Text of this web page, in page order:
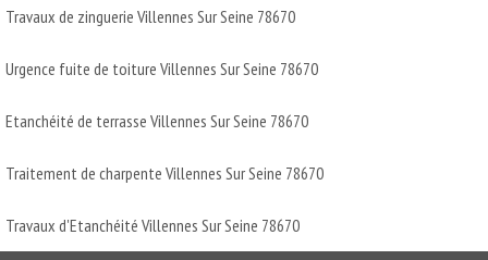
Travaux de zinguerie Villennes Sur Seine 78670
Urgence fuite de toiture Villennes Sur Seine 78670
Etanchéité de terrasse Villennes Sur Seine 78670
Traitement de charpente Villennes Sur Seine 78670
Travaux d'Etanchéité Villennes Sur Seine 78670